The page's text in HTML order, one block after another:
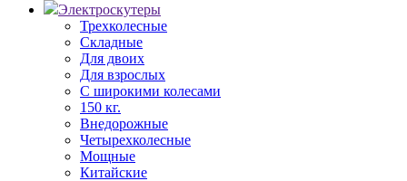
Электроскутеры
Трехколесные
Складные
Для двоих
Для взрослых
С широкими колесами
150 кг.
Внедорожные
Четырехколесные
Мощные
Китайские